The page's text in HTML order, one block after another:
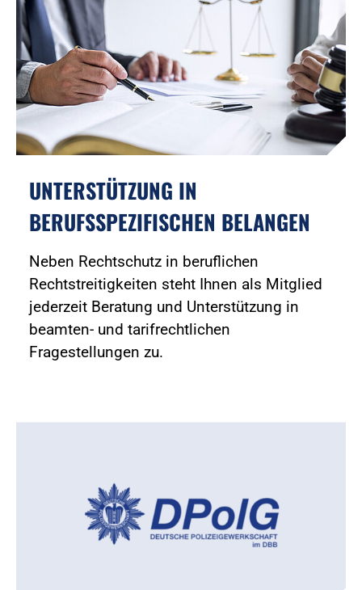
UNTERSTÜTZUNG IN
BERUFSSPEZIFISCHEN BELANGEN
Neben Rechtschutz in beruflichen
Rechtstreitigkeiten steht Ihnen als Mitglied
jederzeit Beratung und Unterstützung in
beamten- und tarifrechtlichen
Fragestellungen zu.